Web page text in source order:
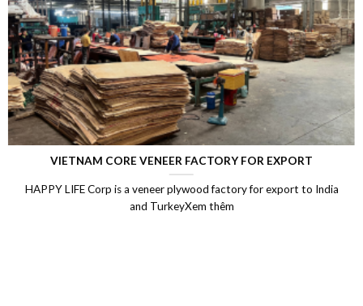
LAMINATED VENEER LUMBER (LVL)
Laminated Wood, LVL Laminated Veneer Lumber, LVL plywood
Vietnam, LVL Timber, Vietnam plywood exportXem thêm